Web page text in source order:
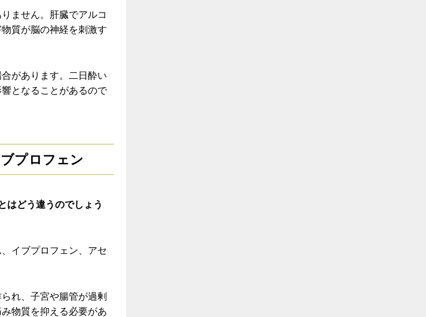
ません。肝臓でアルコ
質が脳の神経を刺激す
があります。二日酔い
となることがあるので
プロフェン
はどう違うのでしょう
イブプロフェン、アセ
れ、子宮や腸管が過剰
物質を抑える必要があ